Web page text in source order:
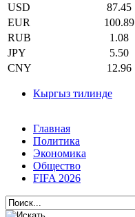
USD
87.45
EUR
100.89
RUB
1.08
JPY
5.50
CNY
12.96
Кыргыз тилинде
Главная
Политика
Экономика
Общество
FIFA 2026